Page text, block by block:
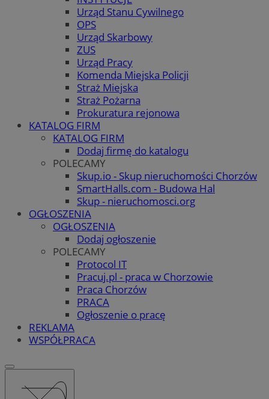
Urząd Stanu Cywilnego
OPS
Urząd Skarbowy
ZUS
Urząd Pracy
Komenda Miejska Policji
Straż Miejska
Straż Pożarna
Prokuratura rejonowa
KATALOG FIRM
KATALOG FIRM
Dodaj firmę do katalogu
POLECAMY
Skup.io - Skup nieruchomości Chorzów
SmartHalls.com - Budowa Hal
Skup - nieruchomosci.org
OGŁOSZENIA
OGŁOSZENIA
Dodaj ogłoszenie
POLECAMY
Protocol IT
Pracuj.pl - praca w Chorzowie
Praca Chorzów
PRACA
Ogłoszenie o pracę
REKLAMA
WSPÓŁPRACA